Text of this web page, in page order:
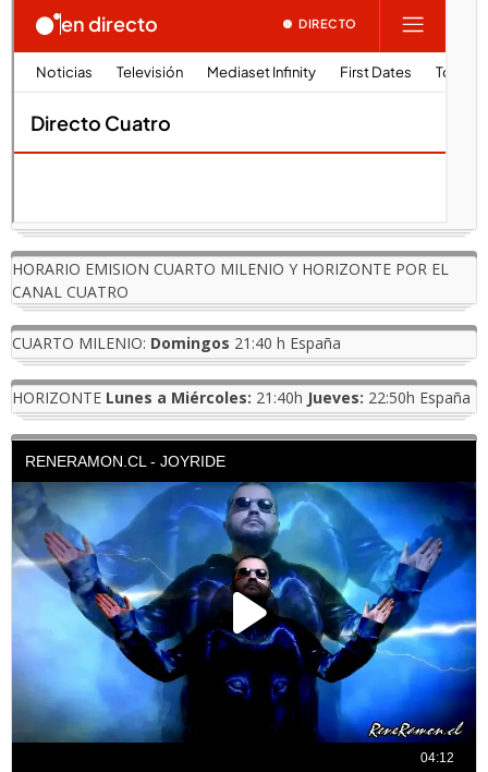
HORARIO EMISION CUARTO MILENIO Y HORIZONTE POR EL
CANAL CUATRO
CUARTO MILENIO: Domingos 21:40 h España
HORIZONTE Lunes a Miércoles: 21:40h Jueves: 22:50h España